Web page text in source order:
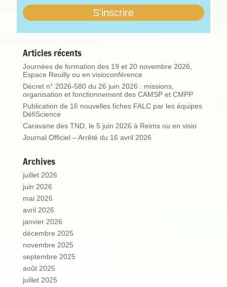
Articles récents
Journées de formation des 19 et 20 novembre 2026,
Espace Reuilly ou en visioconférence
Décret n° 2026-580 du 26 juin 2026 : missions,
organisation et fonctionnement des CAMSP et CMPP
Publication de 16 nouvelles fiches FALC par les équipes
DéfiScience
Caravane des TND, le 5 juin 2026 à Reims ou en visio
Journal Officiel – Arrêté du 16 avril 2026
Archives
juillet 2026
juin 2026
mai 2026
avril 2026
janvier 2026
décembre 2025
novembre 2025
septembre 2025
août 2025
juillet 2025